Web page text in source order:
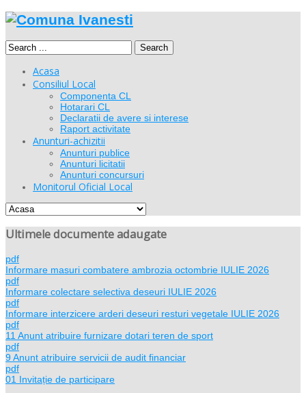
Search
Acasa
Consiliul Local
Componenta CL
Hotarari CL
Declaratii de avere si interese
Raport activitate
Anunturi-achizitii
Anunturi publice
Anunturi licitatii
Anunturi concursuri
Monitorul Oficial Local
Ultimele documente adaugate
pdf
Informare masuri combatere ambrozia octombrie IULIE 2026
pdf
Informare colectare selectiva deseuri IULIE 2026
pdf
Informare interzicere arderi deseuri resturi vegetale IULIE 2026
pdf
11 Anunt atribuire furnizare dotari teren de sport
pdf
9 Anunt atribuire servicii de audit financiar
pdf
01 Invitație de participare